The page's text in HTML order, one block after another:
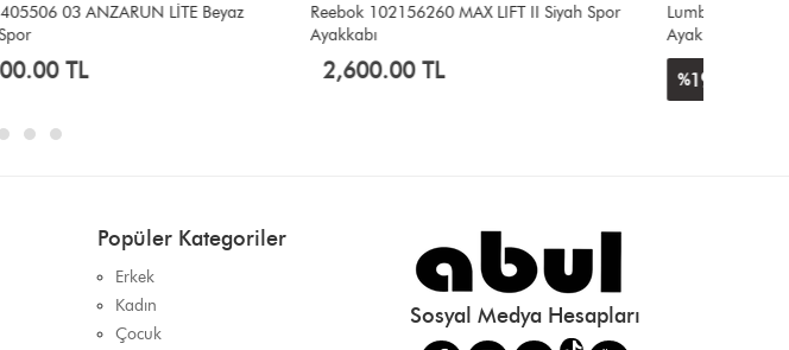
Reebok 102156260 MAX LIFT II Siyah Spor
Ayakkabı
2,600.00 TL
Lumberjack Agatha Siyah Erkek Comfort
Ayakkabı
%19
2,400.00 TL
Popüler Kategoriler
Erkek
Kadın
Çocuk
Sosyal Medya Hesapları